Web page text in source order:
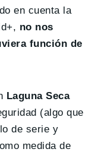
en cuenta la
no nos
función de
Laguna Seca
(algo que
de serie y
medida de